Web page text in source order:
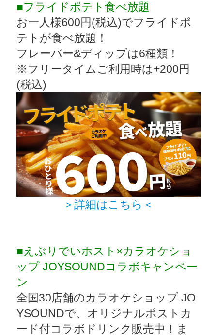
■フライドポテト食べ放題
お一人様600円(税込)でフライドポ
テトが食べ放題！
フレーバー&ディップは6種類！
※フリータイムご利用時は+200円
(税込)
＞詳細はこちら＜
■えぶりでいホスト×カラオケショ
ップ JOYSOUNDコラボキャンペー
ン
全国30店舗のカラオケショップ JO
YSOUNDで、オリジナルポストカ
ード付コラボドリンク販売中！ま